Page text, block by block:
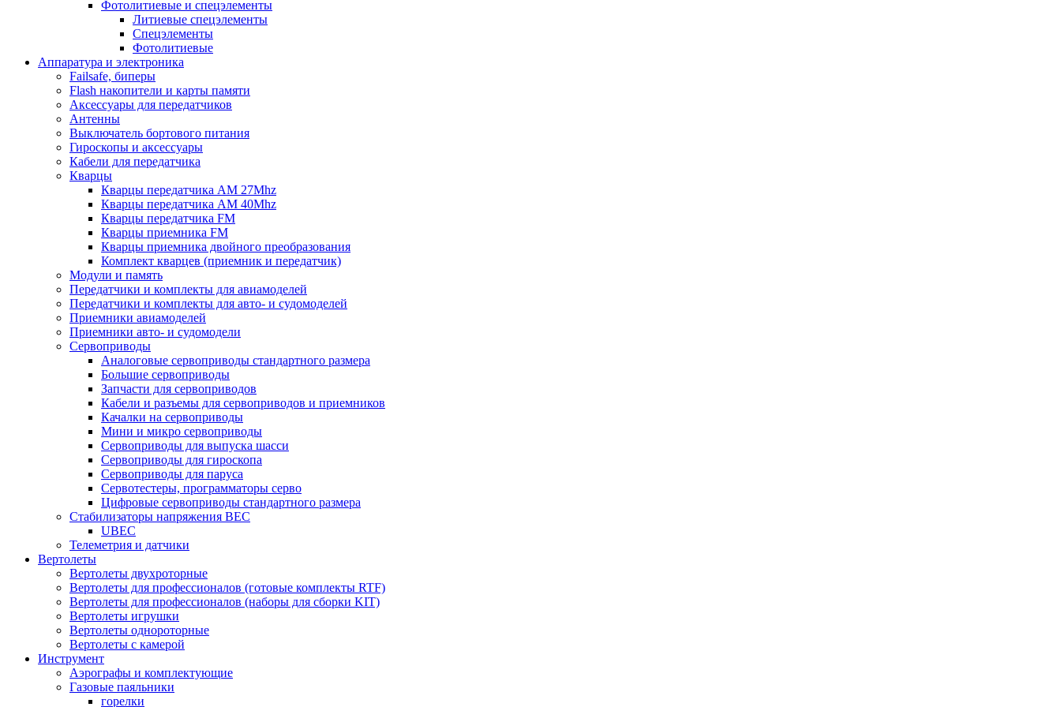
Фотолитиевые и спецэлементы
Литиевые спецэлементы
Спецэлементы
Фотолитиевые
Аппаратура и электроника
Failsafe, биперы
Flash накопители и карты памяти
Аксессуары для передатчиков
Антенны
Выключатель бортового питания
Гироскопы и аксессуары
Кабели для передатчика
Кварцы
Кварцы передатчика AM 27Mhz
Кварцы передатчика AM 40Mhz
Кварцы передатчика FM
Кварцы приемника FM
Кварцы приемника двойного преобразования
Комплект кварцев (приемник и передатчик)
Модули и память
Передатчики и комплекты для авиамоделей
Передатчики и комплекты для авто- и судомоделей
Приемники авиамоделей
Приемники авто- и судомодели
Сервоприводы
Аналоговые сервоприводы стандартного размера
Большие сервоприводы
Запчасти для сервоприводов
Кабели и разъемы для сервоприводов и приемников
Качалки на сервоприводы
Мини и микро сервоприводы
Сервоприводы для выпуска шасси
Сервоприводы для гироскопа
Сервоприводы для паруса
Сервотестеры, программаторы серво
Цифровые сервоприводы стандартного размера
Стабилизаторы напряжения BEC
UBEC
Телеметрия и датчики
Вертолеты
Вертолеты двухроторные
Вертолеты для профессионалов (готовые комплекты RTF)
Вертолеты для профессионалов (наборы для сборки KIT)
Вертолеты игрушки
Вертолеты однороторные
Вертолеты с камерой
Инструмент
Аэрографы и комплектующие
Газовые паяльники
горелки